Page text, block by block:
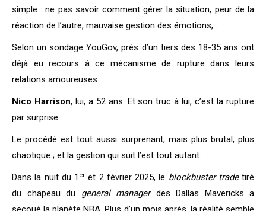
simple : ne pas savoir comment gérer la situation, peur de la
réaction de l’autre, mauvaise gestion des émotions, …
Selon un sondage YouGov, près d’un tiers des 18-35 ans ont
déjà eu recours à ce mécanisme de rupture dans leurs
relations amoureuses.
Nico Harrison, lui, a 52 ans. Et son truc à lui, c’est la rupture
par surprise.
Le procédé est tout aussi surprenant, mais plus brutal, plus
chaotique ; et la gestion qui suit l’est tout autant.
Dans la nuit du 1 er et 2 février 2025, le blockbuster tradetiré
du chapeau du general manager des Dallas Mavericks a